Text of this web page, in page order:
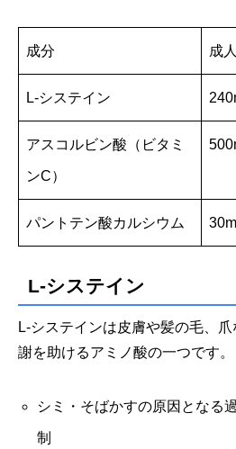
成分 成
L-システイン
アスコルビン酸（ビタミ
ンC）
パントテン酸カルシウム
L-システイン
L-システインは皮膚や髪の毛、
謝を助けるアミノ酸の一つです。
シミ・そばかすの原因となる
制